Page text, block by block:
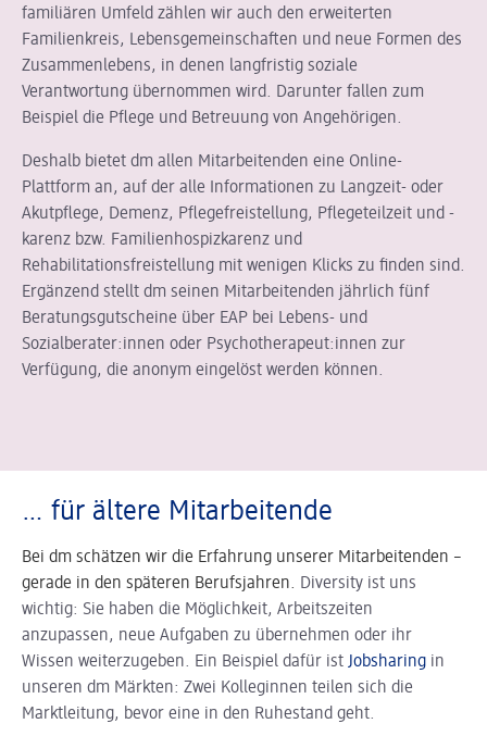
familiären Umfeld zählen wir auch den erweiterten
Familienkreis, Lebensgemeinschaften und neue Formen des
Zusammenlebens, in denen langfristig soziale
Verantwortung übernommen wird. Darunter fallen zum
Beispiel die Pflege und Betreuung von Angehörigen.
Deshalb bietet dm allen Mitarbeitenden eine Online-
Plattform an, auf der alle Informationen zu Langzeit- oder
Akutpflege, Demenz, Pflegefreistellung, Pflegeteilzeit und -
karenz bzw. Familienhospizkarenz und
Rehabilitationsfreistellung mit wenigen Klicks zu finden sind.
Ergänzend stellt dm seinen Mitarbeitenden jährlich fünf
Beratungsgutscheine über EAP bei Lebens- und
Sozialberater:innen oder Psychotherapeut:innen zur
Verfügung, die anonym eingelöst werden können.
… für ältere Mitarbeitende
Bei dm schätzen wir die Erfahrung unserer Mitarbeitenden –
gerade in den späteren Berufsjahren. Diversity ist uns
wichtig: Sie haben die Möglichkeit, Arbeitszeiten
anzupassen, neue Aufgaben zu übernehmen oder ihr
Wissen weiterzugeben. Ein Beispiel dafür ist Jobsharing in
unseren dm Märkten: Zwei Kolleginnen teilen sich die
Marktleitung, bevor eine in den Ruhestand geht.